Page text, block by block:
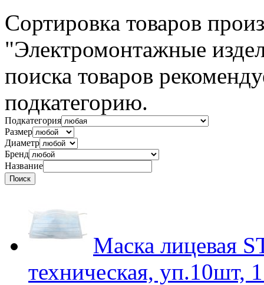
Сортировка товаров
"Электромонтажные
поиска товаров
подкатегорию.
Подкатегория
Размер
Диаметр
Бренд
Название
Маска лицевая
техническая, уп.10шт,